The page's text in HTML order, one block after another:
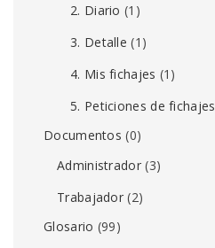
2. Diario (1)
3. Detalle (1)
4. Mis fichajes (1)
5. Peticiones de fichajes
Documentos (0)
Administrador(3)
Trabajador (2)
Glosario (99)